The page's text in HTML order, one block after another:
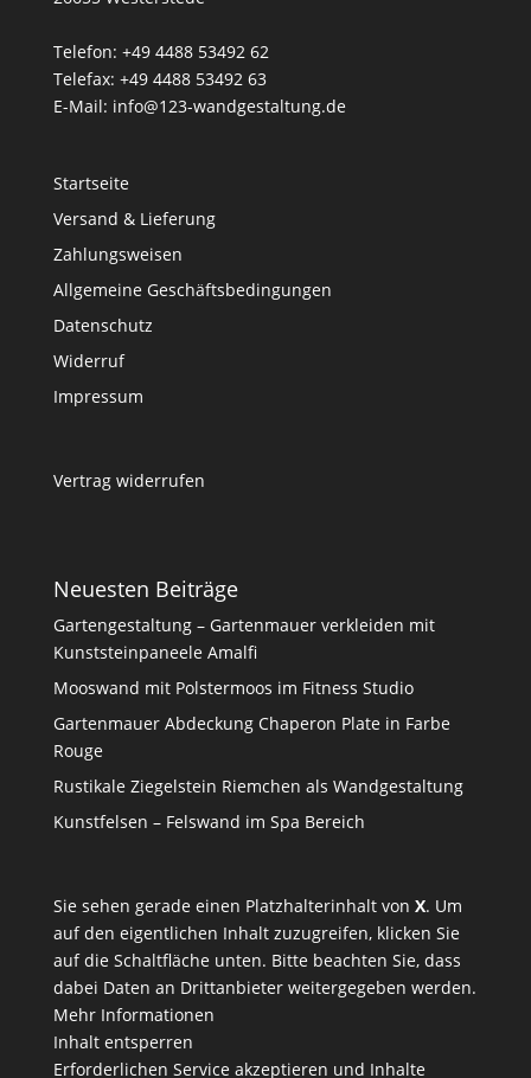
Telefon: +49 4488 53492 62
Telefax: +49 4488 53492 63
E-Mail: info@123-wandgestaltung.de
Startseite
Versand & Lieferung
Zahlungsweisen
Allgemeine Geschäftsbedingungen
Datenschutz
Widerruf
Impressum
Vertrag widerrufen
Neuesten Beiträge
Gartengestaltung – Gartenmauer verkleiden mit
Kunststeinpaneele Amalfi
Mooswand mit Polstermoos im Fitness Studio
Gartenmauer Abdeckung Chaperon Plate in Farbe
Rouge
Rustikale Ziegelstein Riemchen als Wandgestaltung
Kunstfelsen – Felswand im Spa Bereich
Sie sehen gerade einen Platzhalterinhalt von X. Um
auf den eigentlichen Inhalt zuzugreifen, klicken Sie
auf die Schaltfläche unten. Bitte beachten Sie, dass
dabei Daten an Drittanbieter weitergegeben werden.
Mehr Informationen
Inhalt entsperren
Erforderlichen Service akzeptieren und Inhalte